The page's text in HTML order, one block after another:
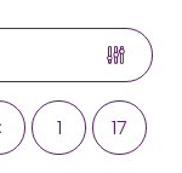
1 17